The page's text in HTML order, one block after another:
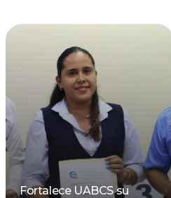
Fortalece UABCS su